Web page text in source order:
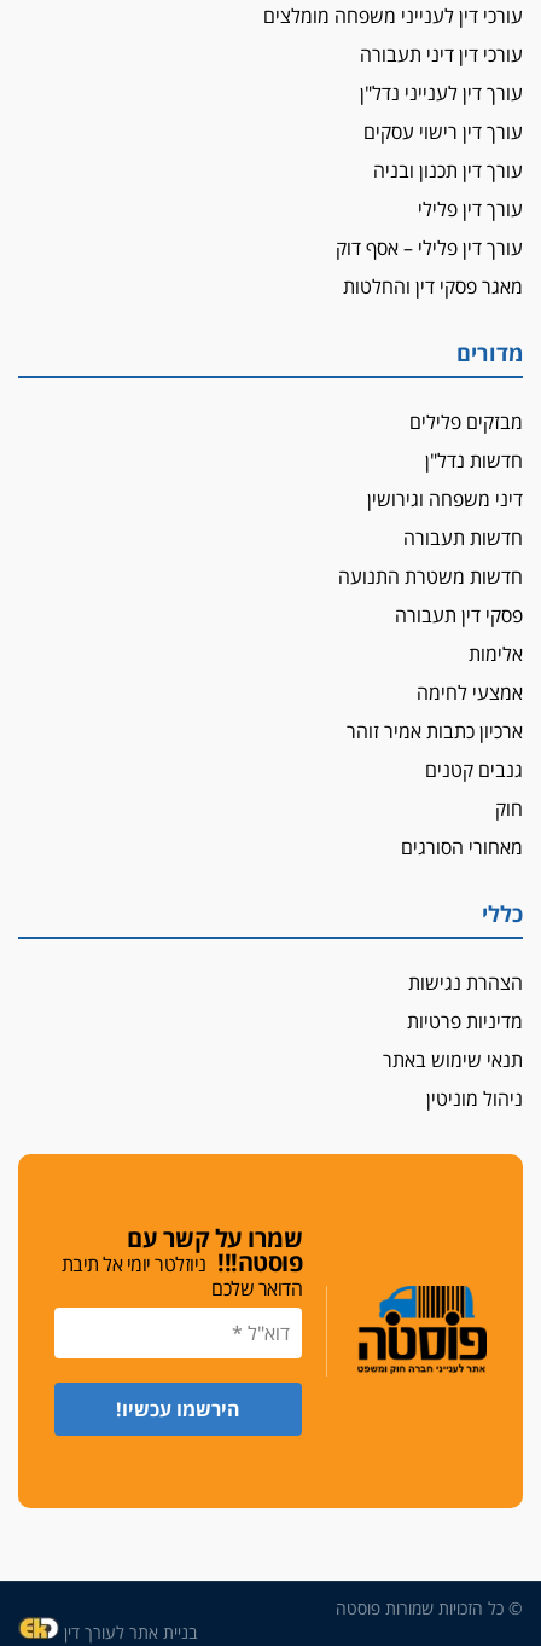
עורכי דין לענייני משפחה מומלצים
עורכי דין דיני תעבורה
עורך דין לענייני נדל"ן
עורך דין רישוי עסקים
עורך דין תכנון ובניה
עורך דין פלילי
עורך דין פלילי – אסף דוק
מאגר פסקי דין והחלטות
מדורים
מבזקים פלילים
חדשות נדל"ן
דיני משפחה וגירושין
חדשות תעבורה
חדשות משטרת התנועה
פסקי דין תעבורה
אלימות
אמצעי לחימה
ארכיון כתבות אמיר זוהר
גנבים קטנים
חוק
מאחורי הסורגים
כללי
הצהרת נגישות
מדיניות פרטיות
תנאי שימוש באתר
ניהול מוניטין
שמרו על קשר עם
פוסטה!!! ניוזלטר יומי אל תיבת
הדואר שלכם
© כל הזכויות שמורות פוסטה
בניית אתר לעורך דין